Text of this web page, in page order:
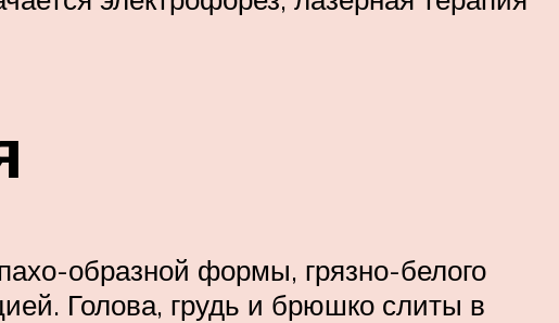
образной формы, грязно-белого
Голова, грудь и брюшко слиты в